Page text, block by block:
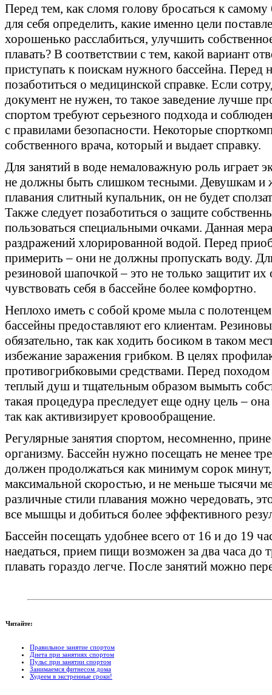
Перед тем, как сломя голову бросаться к
для себя определить, какие именно цели
хорошенько расслабиться, улучшить
плавать? В соответствии с тем, какой вариант
приступать к поискам нужного бассейна. Перед
позаботиться о медицинской справке. Если
документ не нужен, то такое заведение лучше
спортом требуют серьезного подхода и
с правилами безопасности. Некоторые
собственного врача, который и выдает справку.
Для занятий в воде немаловажную роль играет
не должны быть слишком тесными. Девушкам и
плавания слитный купальник, он не будет
Также следует позаботиться о защите
пользоваться специальными очками. Данная
раздражений хлорированной водой. Перед
примерить – они не должны пропускать воду.
резиновой шапочкой – это не только защитит
чувствовать себя в бассейне более комфортно.
Неплохо иметь с собой кроме мыла с
бассейны предоставляют его клиентам.
обязательно, так как ходить босиком в таком
избежание заражения грибком. В целях
противогрибковыми средствами. Перед
теплый душ и тщательным образом вымыть
такая процедура преследует еще одну цель –
так как активизирует кровообращение.
Регулярные занятия спортом, несомненно,
организму. Бассейн нужно посещать не менее
должен продолжаться как минимум сорок
максимальной скоростью, и не меньше тысячи
различные стили плавания можно чередовать,
все мышцы и добиться более эффективного
Бассейн посещать удобнее всего от 16 и до 19
наедаться, прием пищи возможен за два часа до
плавать гораздо легче. После занятий можно
Читайте:
Правильное занятие спортом
Диета при занятиях спортом
Пульс при занятии спортом
Занимаемся фитнесом дома
Худеем в экстренные сроки!